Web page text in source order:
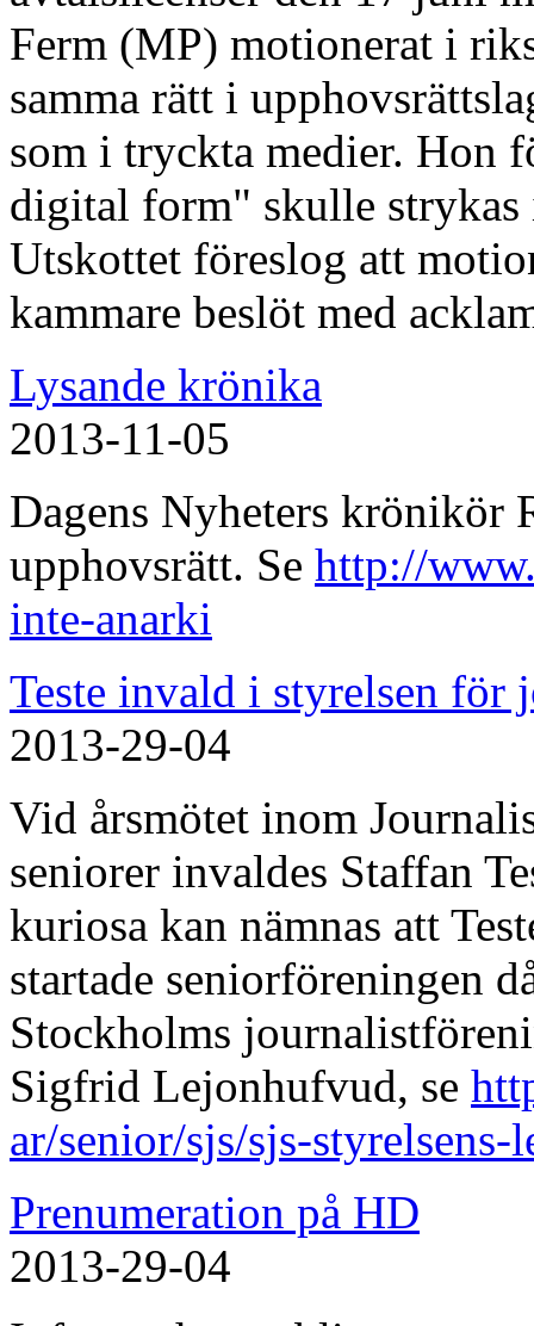
Ferm (MP) motionerat i
samma rätt i
som i tryckta medier. Hon
digital form" skulle strykas
Utskottet föreslog att
kammare beslöt med
Lysande krönika
2013-11-05
Dagens Nyheters krönikör
upphovsrätt. Se http://
inte-anarki
Teste invald i styrelsen för
2013-29-04
Vid årsmötet inom
seniorer invaldes Staffan
kuriosa kan nämnas att
startade seniorföreningen
Stockholms
Sigfrid Lejonhufvud, se
ar/senior/sjs/sjs-styrelsens-
Prenumeration på HD
2013-29-04